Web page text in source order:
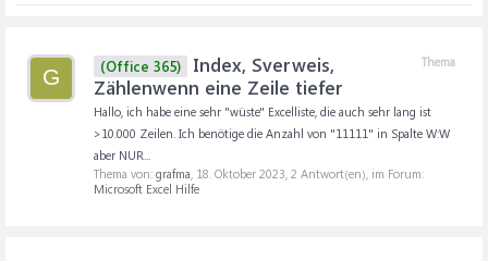
G
Thema
(Office 365)
Index, Sverweis,
Zählenwenn eine Zeile tiefer
Hallo, ich habe eine sehr "wüste" Excelliste, die auch sehr lang ist
>10.000 Zeilen. Ich benötige die Anzahl von "11111" in Spalte W:W
aber NUR...
Thema von: grafma, 18. Oktober 2023, 2 Antwort(en), im Forum:
Microsoft Excel Hilfe